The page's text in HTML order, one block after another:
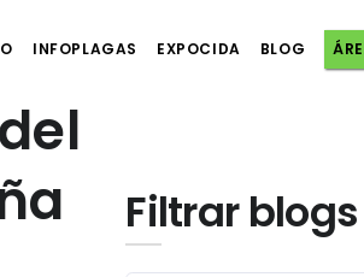
INFOPLAGAS EXPOCIDA BLOG
Filtrar blogs